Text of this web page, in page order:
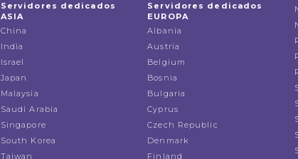
Servidores dedicados
ASIA
China
India
Israel
Japan
Malaysia
Saudi Arabia
Singapore
South Korea
Taiwan
Servidores dedicados
EUROPA
Albania
Austria
Belgium
Bosnia
Bulgaria
Cyprus
Czech Republic
Denmark
Finland